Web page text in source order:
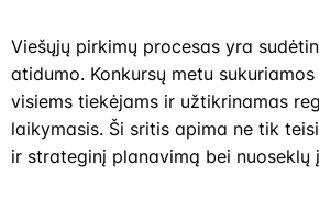
Viešųjų pirkimų procesas yra
atidumo. Konkursų metu
visiems tiekėjams ir užtikrinamas
laikymasis. Ši sritis apima ne tik
ir strateginį planavimą bei nuoseklų